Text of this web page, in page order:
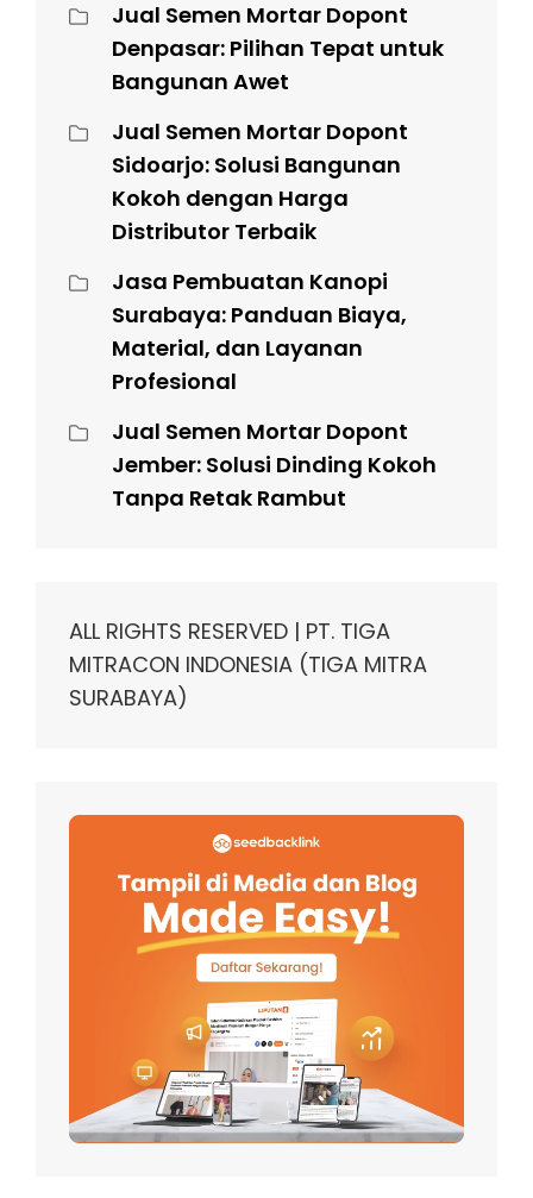
Jual Semen Mortar Dopont
Denpasar: Pilihan Tepat untuk
Bangunan Awet
Jual Semen Mortar Dopont
Sidoarjo: Solusi Bangunan
Kokoh dengan Harga
Distributor Terbaik
Jasa Pembuatan Kanopi
Surabaya: Panduan Biaya,
Material, dan Layanan
Profesional
Jual Semen Mortar Dopont
Jember: Solusi Dinding Kokoh
Tanpa Retak Rambut
ALL RIGHTS RESERVED | PT. TIGA
MITRACON INDONESIA (TIGA MITRA
SURABAYA)